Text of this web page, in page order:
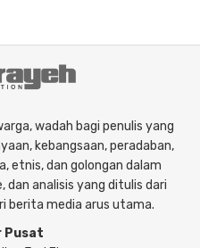
wadah bagi penulis yang
kebangsaan, peradaban,
etnis, dan golongan dalam
analisis yang ditulis dari
berita media arus utama.
Pusat